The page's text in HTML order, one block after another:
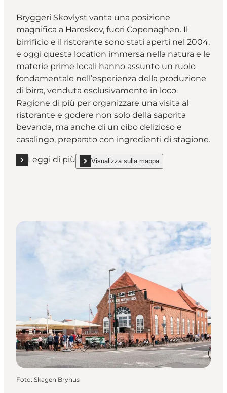
Bryggeri Skovlyst vanta una posizione
magnifica a Hareskov, fuori Copenaghen. Il
birrificio e il ristorante sono stati aperti nel 2004,
e oggi questa location immersa nella natura e le
materie prime locali hanno assunto un ruolo
fondamentale nell’esperienza della produzione
di birra, venduta esclusivamente in loco.
Ragione di più per organizzare una visita al
ristorante e godere non solo della saporita
bevanda, ma anche di un cibo delizioso e
casalingo, preparato con ingredienti di stagione.
Leggi di più
Leggi di più "Bryggeri Skovlyst"
Visualizza sulla mappa
show Bryggeri Skovlyst on_map
Foto: Skagen Bryhus